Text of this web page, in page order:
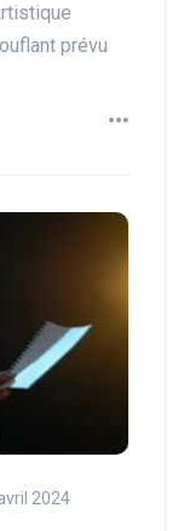
prévu
2024